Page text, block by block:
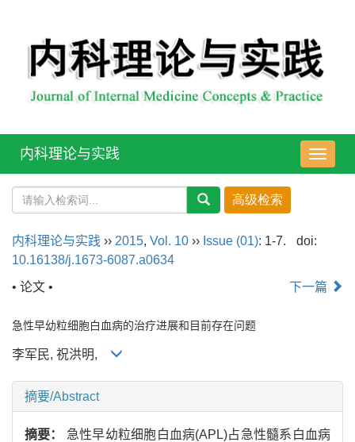
导
航
内科理论与实践
内科理论与实践 ›› 2015, Vol. 10 ›› Issue (01): 1-7.
doi:
10.16138/j.1673-6087.a0634
• 论文 •
下一篇
急性早幼粒细胞白血病的治疗进展和目前存在问题
李军民, 祝洪明,
摘要/Abstract
摘要： 急性早幼粒细胞白血病(APL)占急性髓系白血病